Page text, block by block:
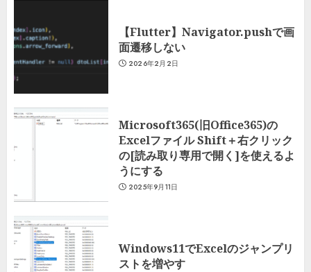
【Flutter】Navigator.pushで画
面遷移しない
2026年2月2日
Microsoft365(旧Office365)の
Excelファイル Shift＋右クリック
の[読み取り専用で開く]を使えるよ
うにする
2025年9月11日
Windows11でExcelのジャンプリ
ストを増やす